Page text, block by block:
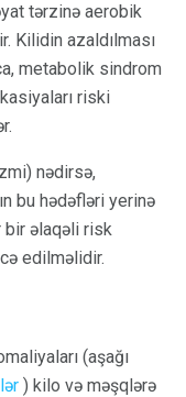
tərzinə aerobik
Kilidin azaldılması
metabolik sindrom
riski
nədirsə,
bu hədəfləri yerinə
bir əlaqəli risk
edilməlidir.
(aşağı
) kilo və məşqlərə